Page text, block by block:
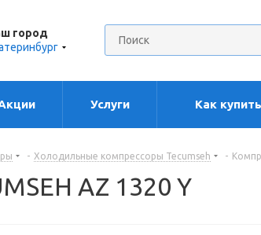
город
Услуги Как купить
- Холодильные компрессоры Tecumseh -
AZ 1320 Y